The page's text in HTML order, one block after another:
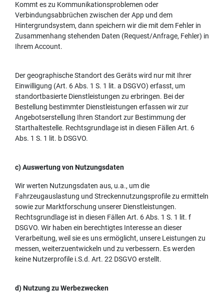
Kommt es zu Kommunikationsproblemen oder
Verbindungsabbrüchen zwischen der App und dem
Hintergrundsystem, dann speichern wir die mit dem Fehler in
Zusammenhang stehenden Daten (Request/Anfrage, Fehler) in
Ihrem Account.
Der geographische Standort des Geräts wird nur mit Ihrer
Einwilligung (Art. 6 Abs. 1 S. 1 lit. a DSGVO) erfasst, um
standortbasierte Dienstleistungen zu erbringen. Bei der
Bestellung bestimmter Dienstleistungen erfassen wir zur
Angebotserstellung Ihren Standort zur Bestimmung der
Starthaltestelle. Rechtsgrundlage ist in diesen Fällen Art. 6
Abs. 1 S. 1 lit. b DSGVO.
c) Auswertung von Nutzungsdaten
Wir werten Nutzungsdaten aus, u.a., um die
Fahrzeugauslastung und Streckennutzungsprofile zu ermitteln
sowie zur Marktforschung unserer Dienstleistungen.
Rechtsgrundlage ist in diesen Fällen Art. 6 Abs. 1 S. 1 lit. f
DSGVO. Wir haben ein berechtigtes Interesse an dieser
Verarbeitung, weil sie es uns ermöglicht, unsere Leistungen zu
messen, weiterzuentwickeln und zu verbessern. Es werden
keine Nutzerprofile i.S.d. Art. 22 DSGVO erstellt.
d) Nutzung zu Werbezwecken